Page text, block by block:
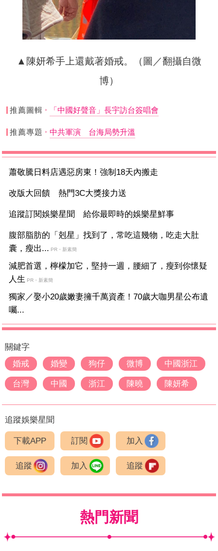
▲陳妍希手上還戴著婚戒。（圖／翻攝自微
博）
推薦圖輯 「中國好聲音」長宇訪台簽唱會
推薦專題 中共軍演 台海局勢升溫
蕭敬騰日料店遇惡房東！強制18天內搬走
改版大回饋 熱門3C大獎接力送
追蹤訂閱娛樂星聞 給你最即時的娛樂星鮮事
腹部脂肪的「剋星」找到了，常吃這幾物，吃走大肚
囊，瘦出... PR・新素簡
減肥首選，檸檬加它，堅持一週，腰細了，瘦到你懷疑
人生 PR・新素簡
獨家／娶小20歲嫩妻擁千萬資產！70歲大咖男星公布遺
囑...
關鍵字
婚戒
婚變 狗仔 微博 中國浙江
台灣 中國 浙江 陳曉 陳妍希
追蹤娛樂星聞
下載APP 訂閱 加入
追蹤 加入 追蹤
熱門新聞